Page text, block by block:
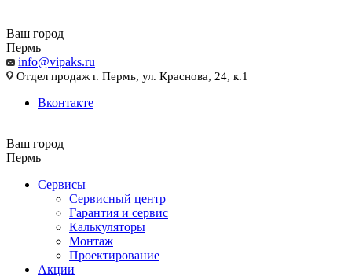
Ваш город
Пермь
info@vipaks.ru
Отдел продаж г. Пермь, ул. Краснова, 24, к.1
Вконтакте
Ваш город
Пермь
Сервисы
Сервисный центр
Гарантия и сервис
Калькуляторы
Монтаж
Проектирование
Акции